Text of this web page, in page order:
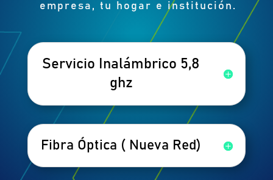
empresa, tu hogar e institución.
Servicio Inalámbrico 5,8
ghz
Fibra Óptica ( Nueva Red)